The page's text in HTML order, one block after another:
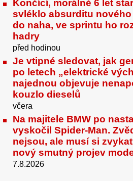
Končící, morálně 6 let
svléklo absurditu nového
do naha, ve sprintu ho
hadry
před hodinou
Je vtipné sledovat, jak
po letech „elektrické
najednou objevuje
kouzlo dieselů
včera
Na majitele BMW po
vyskočil Spider-Man.
nejsou, ale musí si
nový smutný projev
7.8.2026